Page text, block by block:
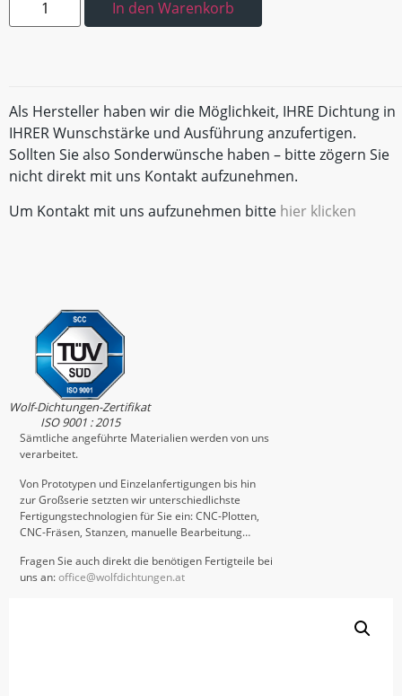
In den Warenkorb
Als Hersteller haben wir die Möglichkeit, IHRE Dichtung in
IHRER Wunschstärke und Ausführung anzufertigen.
Sollten Sie also Sonderwünsche haben – bitte zögern Sie
nicht direkt mit uns Kontakt aufzunehmen.
Um Kontakt mit uns aufzunehmen bitte hier klicken
Wolf-Dichtungen-Zertifikat
ISO 9001 : 2015
Sämtliche angeführte Materialien werden von uns
verarbeitet.
Von Prototypen und Einzelanfertigungen bis hin
zur Großserie setzten wir unterschiedlichste
Fertigungstechnologien für Sie ein: CNC-Plotten,
CNC-Fräsen, Stanzen, manuelle Bearbeitung…
Fragen Sie auch direkt die benötigen Fertigteile bei
uns an:office@wolfdichtungen.at